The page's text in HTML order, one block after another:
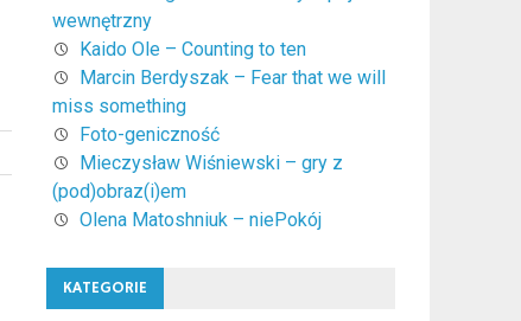
wewnętrzny
Kaido Ole – Counting to ten
Marcin Berdyszak – Fear that we will
miss something
Foto-geniczność
Mieczysław Wiśniewski – gry z
(pod)obraz(i)em
Olena Matoshniuk – niePokój
KATEGORIE